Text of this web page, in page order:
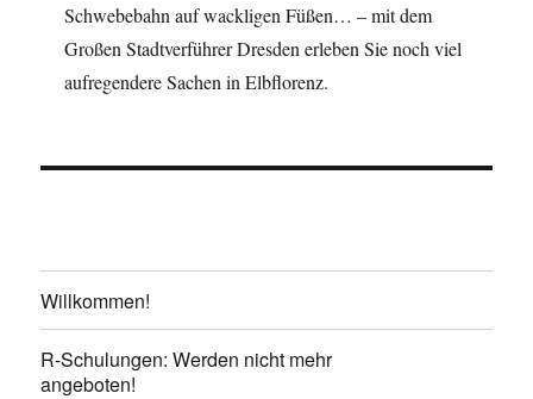
Schwebebahn auf wackligen Füßen… – mit dem
Großen Stadtverführer Dresden erleben Sie noch viel
aufregendere Sachen in Elbflorenz.
Willkommen!
R-Schulungen: Werden nicht mehr
angeboten!